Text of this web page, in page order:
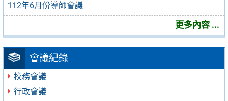
112年6月份導師會議
更多內容 ...
會議紀錄
校務會議
行政會議